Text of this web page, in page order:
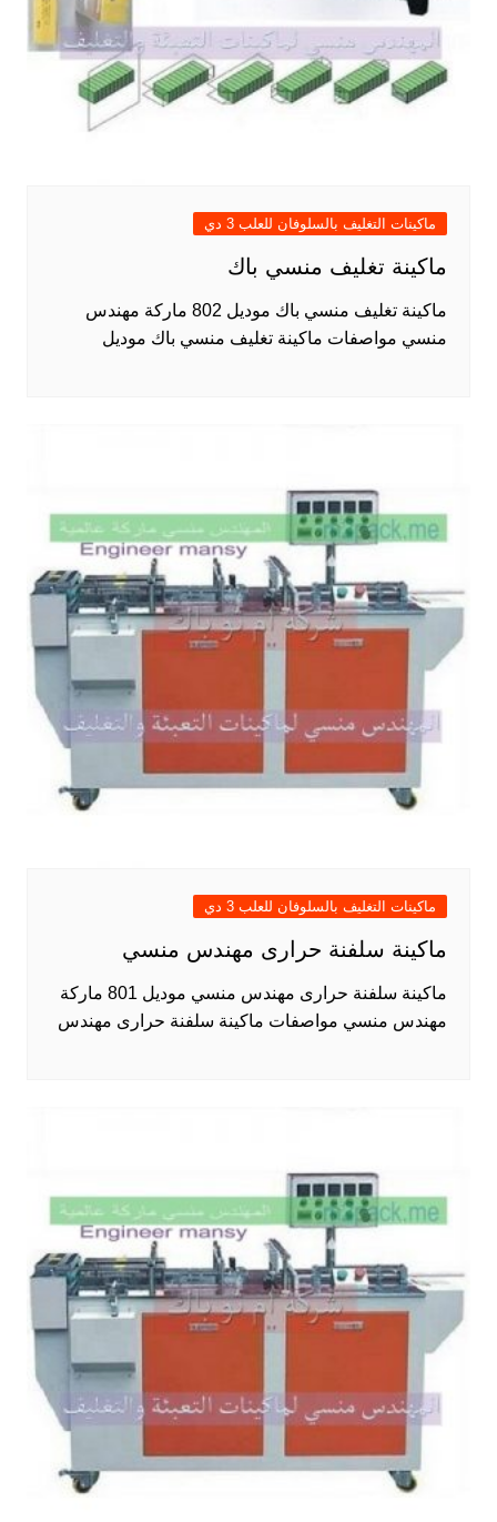
ماكينات التغليف بالسلوفان للعلب 3 دي
ماكينة تغليف منسي باك
ماكينة تغليف منسي باك موديل 802 ماركة مهندس
منسي مواصفات ماكينة تغليف منسي باك موديل
ماكينات التغليف بالسلوفان للعلب 3 دي
ماكينة سلفنة حرارى مهندس منسي
ماكينة سلفنة حرارى مهندس منسي موديل 801 ماركة
مهندس منسي مواصفات ماكينة سلفنة حرارى مهندس